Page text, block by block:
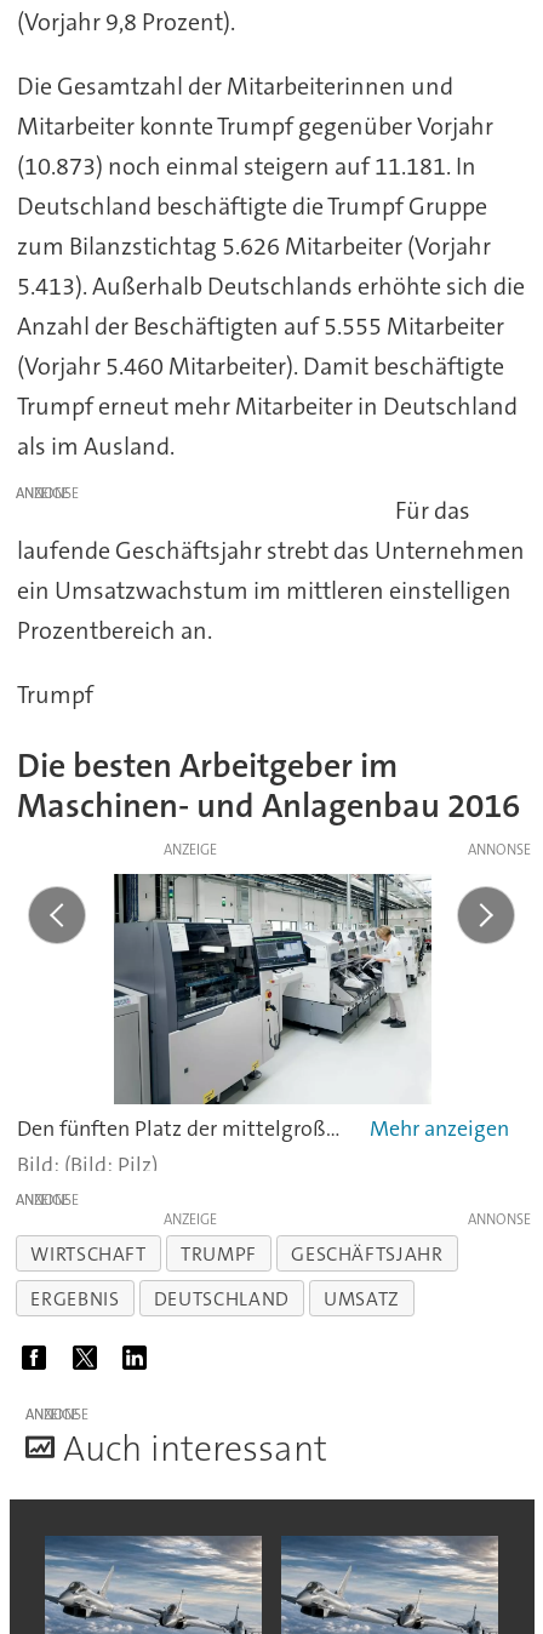
(Vorjahr 9,8 Prozent).
Die Gesamtzahl der Mitarbeiterinnen und
Mitarbeiter konnte Trumpf gegenüber Vorjahr
(10.873) noch einmal steigern auf 11.181. In
Deutschland beschäftigte die Trumpf Gruppe
zum Bilanzstichtag 5.626 Mitarbeiter (Vorjahr
5.413). Außerhalb Deutschlands erhöhte sich die
Anzahl der Beschäftigten auf 5.555 Mitarbeiter
(Vorjahr 5.460 Mitarbeiter). Damit beschäftigte
Trumpf erneut mehr Mitarbeiter in Deutschland
als im Ausland.
ANZEIGE
Für das
laufende Geschäftsjahr strebt das Unternehmen
ein Umsatzwachstum im mittleren einstelligen
Prozentbereich an.
Trumpf
Die besten Arbeitgeber im
Maschinen- und Anlagenbau 2016
ANZEIGE
Den fünften Platz der mittelgroßen Unternehmen erreicht der Automatisierungstechnik-Anbieter Pilz. Das familiengeführte Unternehmen aus Ostfildern gibt über 2.000 Menschen einen Job. Das Unternehmen mit gleich zwei Frauen im Vorstand wünscht sich Mitarbeiter mit Mut für unkonventionelle Wege und Leidenschaft für einzigartige Lösungen. -
(Bild: Pilz)
ANZEIGE
ANZEIGE
WIRTSCHAFT TRUMPF
GESCHÄFTSJAHR
ERGEBNIS
DEUTSCHLAND UMSATZ
ANZEIGE
Auch interessant